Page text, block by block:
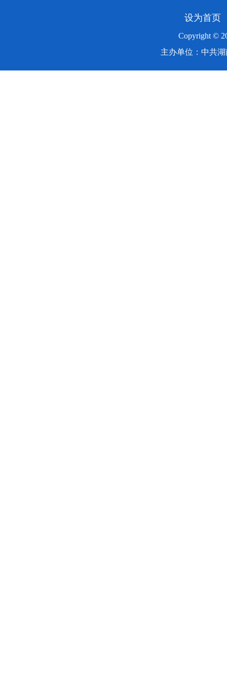
设为首页
Copyright ©
主办单位：中共